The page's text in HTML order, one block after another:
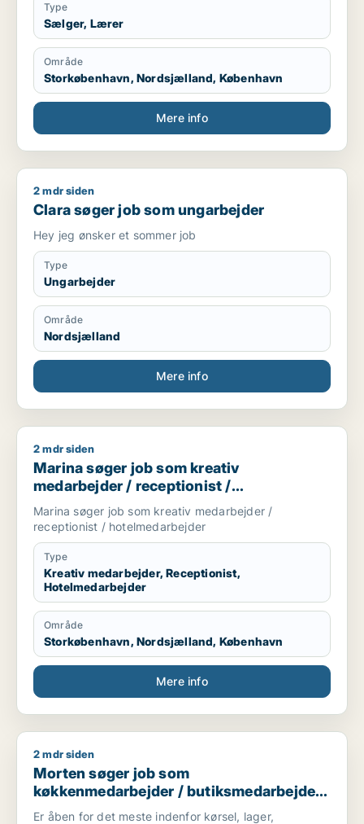
Type
Sælger, Lærer
Område
Storkøbenhavn, Nordsjælland, København
Mere info
Clara søger job som ungarbejder
2 mdr siden
Clara søger job som ungarbejder
Hey jeg ønsker et sommer job
Type
Ungarbejder
Område
Nordsjælland
Mere info
Marina søger job som kreativ medarbejder / receptionist /
2 mdr siden
Marina søger job som kreativ
medarbejder / receptionist /
hotelmedarbejder
Marina søger job som kreativ medarbejder /
receptionist / hotelmedarbejder
Type
Kreativ medarbejder, Receptionist,
Hotelmedarbejder
Område
Storkøbenhavn, Nordsjælland, København
Mere info
Morten søger job som køkkenmedarbejder /
2 mdr siden
Morten søger job som
køkkenmedarbejder / butiksmedarbejder /
butikschef
Er åben for det meste indenfor kørsel, lager,